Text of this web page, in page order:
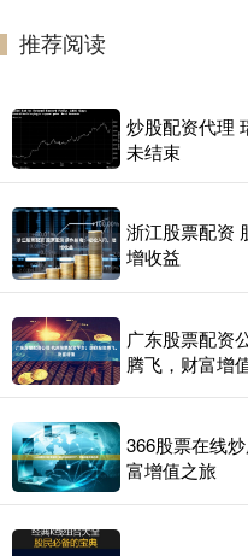
推荐阅读
炒股配资代理
未结束
浙江股票配资
增收益
广东股票配资
腾飞，财富增
366股票在线
富增值之旅